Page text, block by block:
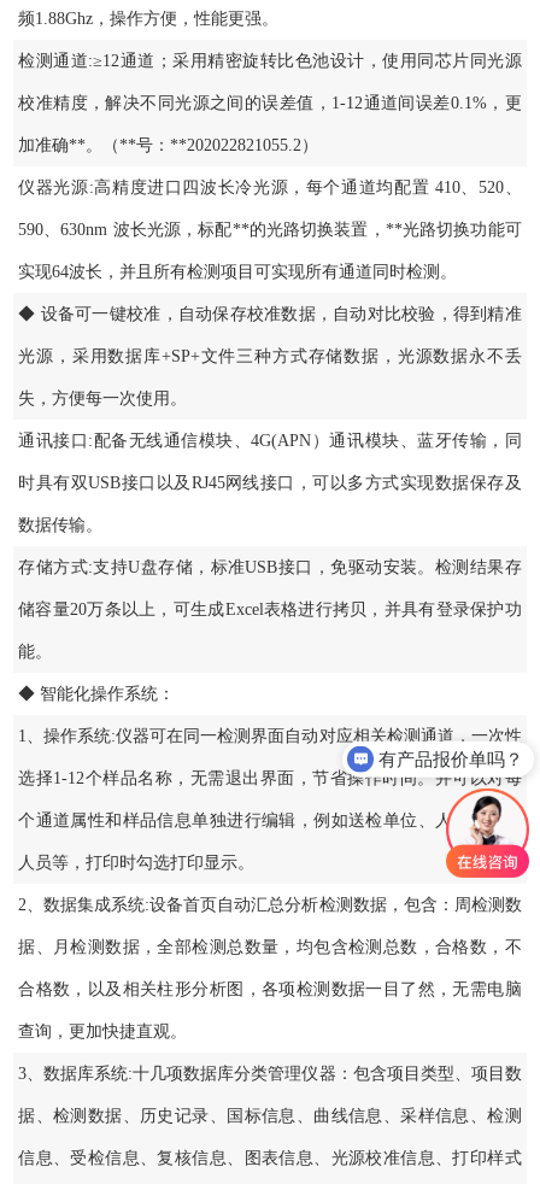
频1.88Ghz，操作方便，性能更强。
检测通道:≥12通道；采用精密旋转比色池设计，使用同芯片同光源
校准精度，解决不同光源之间的误差值，1-12通道间误差0.1%，更
加准确**。（**号：**202022821055.2）
仪器光源:高精度进口四波长冷光源，每个通道均配置 410、520、
590、630nm 波长光源，标配**的光路切换装置，**光路切换功能可
实现64波长，并且所有检测项目可实现所有通道同时检测。
◆ 设备可一键校准，自动保存校准数据，自动对比校验，得到精准
光源，采用数据库+SP+文件三种方式存储数据，光源数据永不丢
失，方便每一次使用。
通讯接口:配备无线通信模块、4G(APN）通讯模块、蓝牙传输，同
时具有双USB接口以及RJ45网线接口，可以多方式实现数据保存及
数据传输。
存储方式:支持U盘存储，标准USB接口，免驱动安装。检测结果存
储容量20万条以上，可生成Excel表格进行拷贝，并具有登录保护功
能。
◆ 智能化操作系统：
1、操作系统:仪器可在同一检测界面自动对应相关检测通道，一次性
选择1-12个样品名称，无需退出界面，节省操作时间。并可以对每
个通道属性和样品信息单独进行编辑，例如送检单位、人员，检测
人员等，打印时勾选打印显示。
2、数据集成系统:设备首页自动汇总分析检测数据，包含：周检测数
据、月检测数据，全部检测总数量，均包含检测总数，合格数，不
合格数，以及相关柱形分析图，各项检测数据一目了然，无需电脑
查询，更加快捷直观。
3、数据库系统:十几项数据库分类管理仪器：包含项目类型、项目数
据、检测数据、历史记录、国标信息、曲线信息、采样信息、检测
信息、受检信息、复核信息、图表信息、光源校准信息、打印样式
有产品报价单吗？